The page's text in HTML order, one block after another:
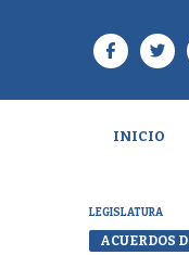
INICIO
LEGISLATURA
ACUERDOS